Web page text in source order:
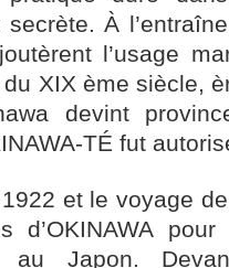
À
l’usage
XIX ème siècle,
devint
TÉ fut
et le voyage
d’OKINAWA
au Japon.